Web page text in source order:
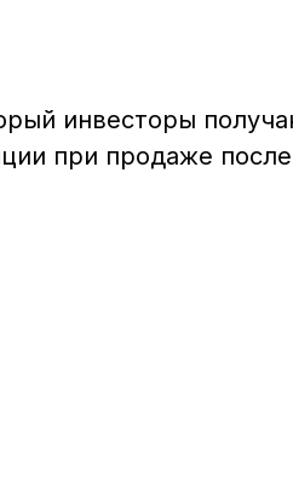
инвесторы
при продаже